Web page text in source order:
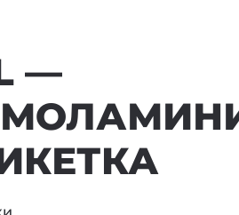
—